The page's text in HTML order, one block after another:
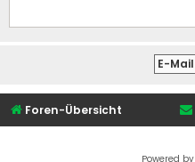
Foren-Übersicht
Powered by